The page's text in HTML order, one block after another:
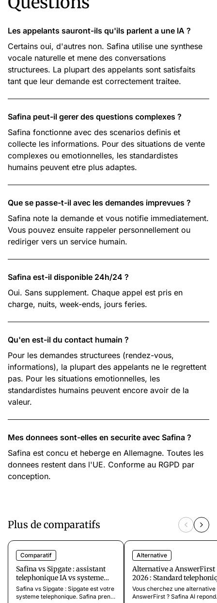
Les appelants sauront-ils qu'ils parlent a une IA ?
Certains oui, d'autres non. Safina utilise une synthese
vocale naturelle et mene des conversations
structurees. La plupart des appelants sont satisfaits
tant que leur demande est correctement traitee.
Safina peut-il gerer des questions complexes ?
Safina fonctionne avec des scenarios definis et
collecte les informations. Pour des situations de vente
complexes ou emotionnelles, les standardistes
humains peuvent etre plus adaptes.
Que se passe-t-il avec les demandes imprevues ?
Safina note la demande et vous notifie immediatement.
Vous pouvez ensuite rappeler personnellement ou
rediriger vers un service humain.
Safina est-il disponible 24h/24 ?
Oui. Sans supplement. Chaque appel est pris en
charge, nuits, week-ends, jours feries.
Qu'en est-il du contact humain ?
Pour les demandes structurees (rendez-vous,
informations), la plupart des appelants ne le regrettent
pas. Pour les situations emotionnelles, les
standardistes humains peuvent encore avoir de la
valeur.
Mes donnees sont-elles en securite avec Safina ?
Safina est concu et heberge en Allemagne. Toutes les
donnees restent dans l'UE. Conforme au RGPD par
conception.
Plus de comparatifs
Comparatif
Safina vs Sipgate : assistant
telephonique IA vs systeme
VoIP [2026]
Safina vs Sipgate : Sipgate est votre
systeme telephonique. Safina prend
Alternative
Alternative a AnswerFirst
2026 : Standard
IA a partir de 9,99 €/mois
Vous cherchez une alternative
AnswerFirst ? Safina AI repond